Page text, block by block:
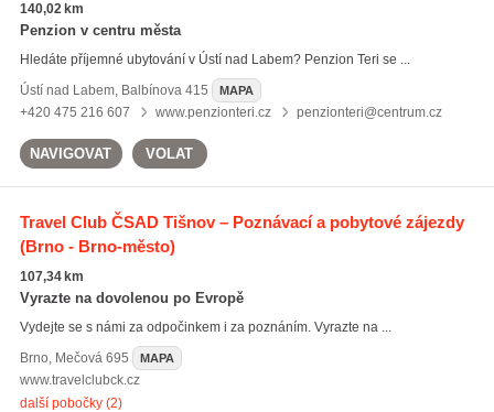
140,02 km
Penzion v centru města
Hledáte příjemné ubytování v Ústí nad Labem? Penzion Teri se ...
Ústí nad Labem, Balbínova 415 MAPA
+420 475 216 607 www.penzionteri.cz penzionteri@centrum.cz
NAVIGOVAT VOLAT
Travel Club ČSAD Tišnov – Poznávací a pobytové zájezdy
(Brno - Brno-město)
107,34 km
Vyrazte na dovolenou po Evropě
Vydejte se s námi za odpočinkem i za poznáním. Vyrazte na ...
Brno, Mečová 695 MAPA
www.travelclubck.cz
další pobočky (2)